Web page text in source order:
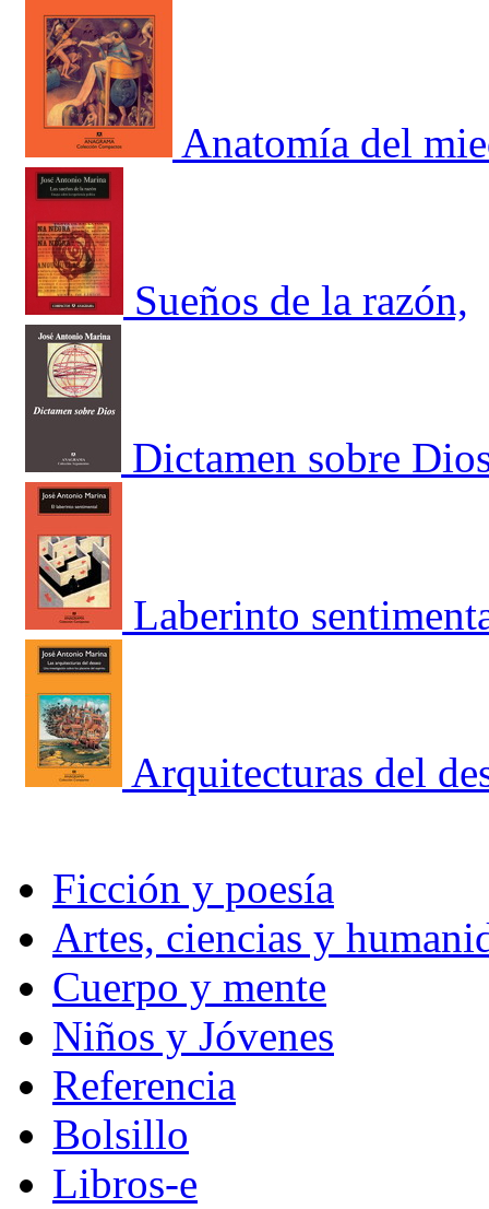
Anatomía del
Sueños de la razón,
Dictamen sobre
Laberinto
Arquitecturas del
Ficción y poesía
Artes, ciencias y
Cuerpo y mente
Niños y Jóvenes
Referencia
Bolsillo
Libros-e